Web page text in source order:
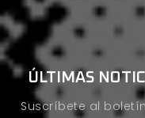
ÚLTIMAS
Suscríbete al